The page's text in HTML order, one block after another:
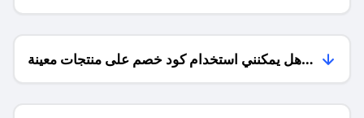
هل يمكنني استخدام كود خصم على منتجات معينة
فقط؟